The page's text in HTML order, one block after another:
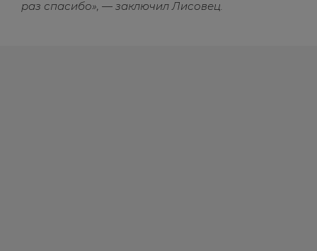
раз спасибо», — заключил Лисовец.